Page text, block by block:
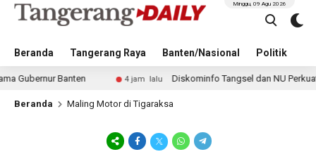
Beranda Tangerang Raya Banten/Nasional Politik
Minggu, 09 Agu 2026
Banten 4 jam lalu Diskominfo Tangsel dan NU Perkuat
Beranda Maling Motor di Tigaraksa